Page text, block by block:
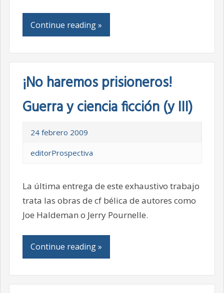
Continue reading »
¡No haremos prisioneros!
Guerra y ciencia ficción (y III)
24 febrero 2009
editorProspectiva
La última entrega de este exhaustivo trabajo
trata las obras de cf bélica de autores como
Joe Haldeman o Jerry Pournelle.
Continue reading »